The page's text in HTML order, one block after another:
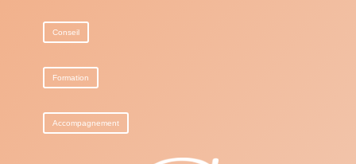
Conseil
Formation
Accompagnement